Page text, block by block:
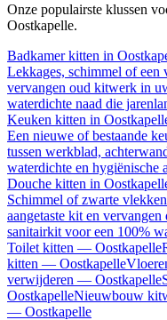
Onze populairste klussen
Oostkapelle.
Badkamer kitten in
Lekkages, schimmel of een
vervangen oud kitwerk in
waterdichte naad die
Keuken kitten in
Een nieuwe of bestaande
tussen werkblad,
waterdichte en hygiënische
Douche kitten in
Schimmel of zwarte
aangetaste kit en
sanitairkit voor een 100%
Toilet kitten — Oostkapelle
kitten — Oostkapelle
verwijderen — Oostkapelle
OostkapelleNieuwbouw
— Oostkapelle